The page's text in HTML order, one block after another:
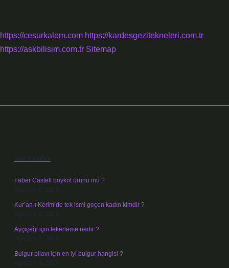
https://cesurkalem.com https://kardesgezitekneleri.com.tr
https://askbilisim.com.tr Sitemap
Son Yazılar
Faber Castell boykot ürünü mü ?
Ağustos 6, 2026
Kur’an-ı Kerim’de tek ismi geçen kadın kimdir ?
Ağustos 6, 2026
Ayçiçeği için tekerleme nedir ?
Ağustos 5, 2026
Bulgur pilavı için en iyi bulgur hangisi ?
Ağustos 4, 2026